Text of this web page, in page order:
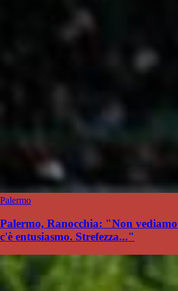
Palermo
Palermo, Ranocchia: "Non
c'è entusiasmo. Strefezza..."